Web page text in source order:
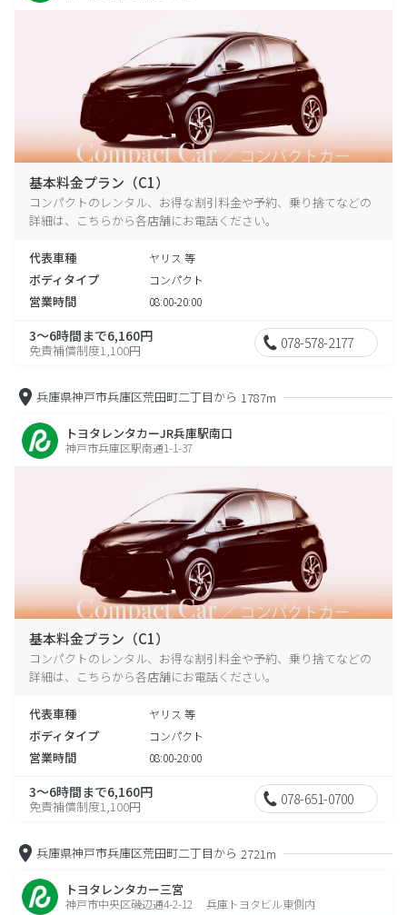
基本料金プラン（C1）
コンパクトのレンタル、お得な割引料金や予約、乗り捨てなどの
詳細は、こちらから各店舗にお電話ください。
代表車種 ヤリス 等
ボディタイプ コンパクト
営業時間 08:00-20:00
3～6時間まで6,160円
免責補償制度1,100円 078-578-2177
兵庫県神戸市兵庫区荒田町二丁目から 1787m
トヨタレンタカーJR兵庫駅南口
神戸市兵庫区駅南通1-1-37
基本料金プラン（C1）
コンパクトのレンタル、お得な割引料金や予約、乗り捨てなどの
詳細は、こちらから各店舗にお電話ください。
代表車種 ヤリス 等
ボディタイプ コンパクト
営業時間 08:00-20:00
3～6時間まで6,160円
免責補償制度1,100円 078-651-0700
兵庫県神戸市兵庫区荒田町二丁目から 2721m
トヨタレンタカー三宮
神戸市中央区磯辺通4-2-12 兵庫トヨタビル東側内